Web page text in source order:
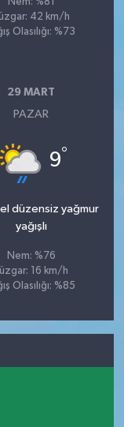
42 km/h
Olasılığı: %73
29 MART
PAZAR
9°
düzensiz yağmur
yağışlı
Nem: %76
16 km/h
Olasılığı: %85